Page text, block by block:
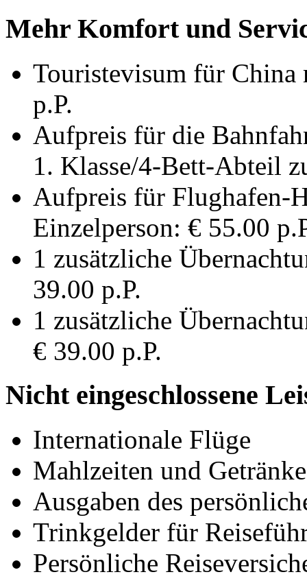
Mehr Komfort und
Touristevisum für
p.P.
Aufpreis für die
1. Klasse/4-Bett-Abteil
Aufpreis für Flughafen-
Einzelperson: € 55.00
1 zusätzliche
39.00 p.P.
1 zusätzliche
€ 39.00 p.P.
Nicht eingeschlossene
Internationale Flüge
Mahlzeiten und
Ausgaben des
Trinkgelder für
Persönliche